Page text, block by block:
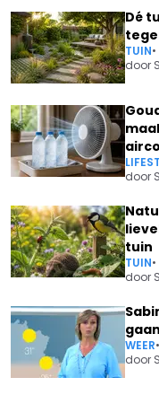
Dé
TUIN•
door
airco
door
tuin
TUIN•
door
WEER•
door